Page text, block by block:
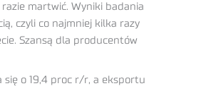
martwić. Wyniki badania
czyli co najmniej kilka razy
Szansą dla producentów
się o 19,4 proc r/r, a eksportu